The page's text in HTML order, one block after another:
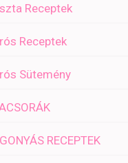
Receptek
Receptek
Sütemény
RECEPTEK